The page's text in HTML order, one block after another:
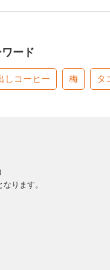
ード
しコーヒー 梅 タ
ります。